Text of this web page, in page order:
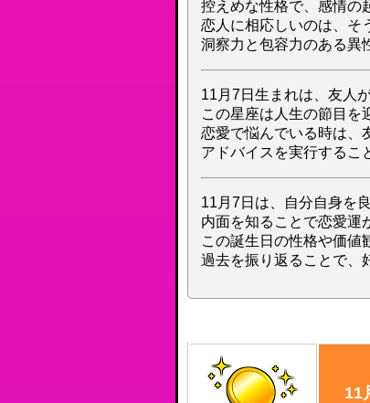
控えめな性格で、感情の
恋人に相応しいのは、そ
洞察力と包容力のある異
11月7日生まれは、友人
この星座は人生の節目を
恋愛で悩んでいる時は、
アドバイスを実行するこ
11月7日は、自分自身を
内面を知ることで恋愛運
この誕生日の性格や価値
過去を振り返ることで、
11